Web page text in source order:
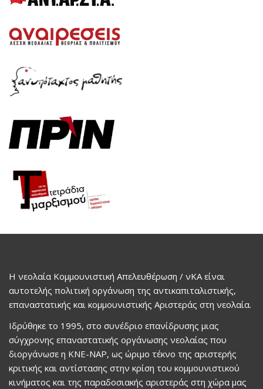
Η νεολαία Κομμουνιστική Απελευθέρωση / νΚΑ είναι
αυτοτελής πολιτική οργάνωση της αντικαπιταλιστικής,
επαναστατικής και κομμουνιστικής Αριστεράς στη νεολαία.
Ιδρύθηκε το 1995, στο συνέδριο επανίδρυσης μιας
σύγχρονης επαναστατικής οργάνωσης νεολαίας που
διοργάνωσε η ΚΝΕ-ΝΑΡ, ως ώριμο τέκνο της αριστερής
κριτικής και αντίστασης στην κρίση του κομμουνιστικού
κινήματος και της παραδοσιακής αριστεράς στη χώρα μας